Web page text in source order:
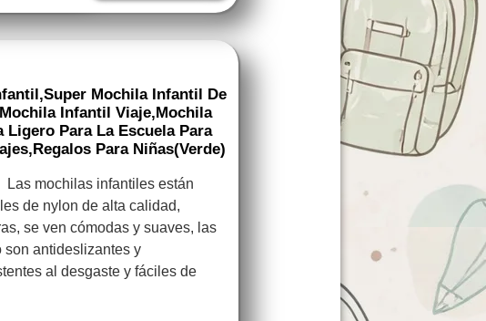
Mochila Infantil De
Infantil Viaje,Mochila
Ligero Para La Escuela Para
Para Niñas(Verde)
Las mochilas infantiles están
de nylon de alta calidad,
se ven cómodas y suaves, las
son antideslizantes y
al desgaste y fáciles de